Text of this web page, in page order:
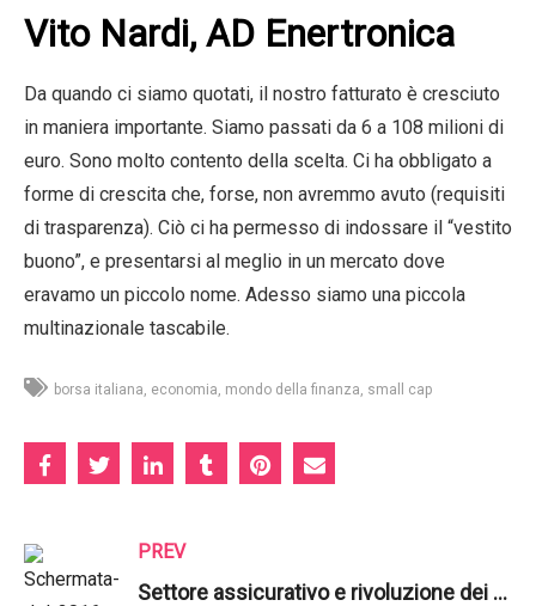
Vito Nardi, AD Enertronica
Da quando ci siamo quotati, il nostro fatturato è cresciuto
in maniera importante. Siamo passati da 6 a 108 milioni di
euro. Sono molto contento della scelta. Ci ha obbligato a
forme di crescita che, forse, non avremmo avuto (requisiti
di trasparenza). Ciò ci ha permesso di indossare il “vestito
buono”, e presentarsi al meglio in un mercato dove
eravamo un piccolo nome. Adesso siamo una piccola
multinazionale tascabile.
borsa italiana economia mondo della finanza small cap
PREV
Settore assicurativo e rivoluzione dei dati